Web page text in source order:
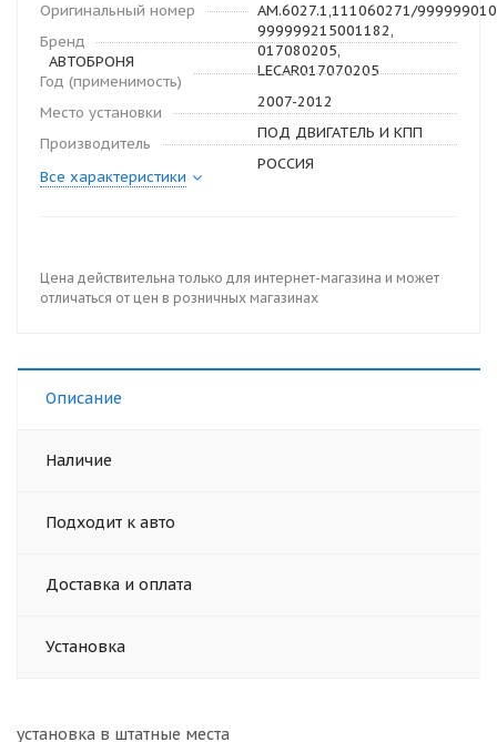
Оригинальный номер
AM.6027.1,111060271/
999999215001182,
017080205,
LECAR017070205
Бренд
АВТОБРОНЯ
Год (применимость)
2007-2012
Место установки
ПОД ДВИГАТЕЛЬ И КПП
Производитель
РОССИЯ
Все характеристики
Цена действительна только для интернет-магазина и может
отличаться от цен в розничных магазинах
Описание
Наличие
Подходит к авто
Доставка и оплата
Установка
установка в штатные места